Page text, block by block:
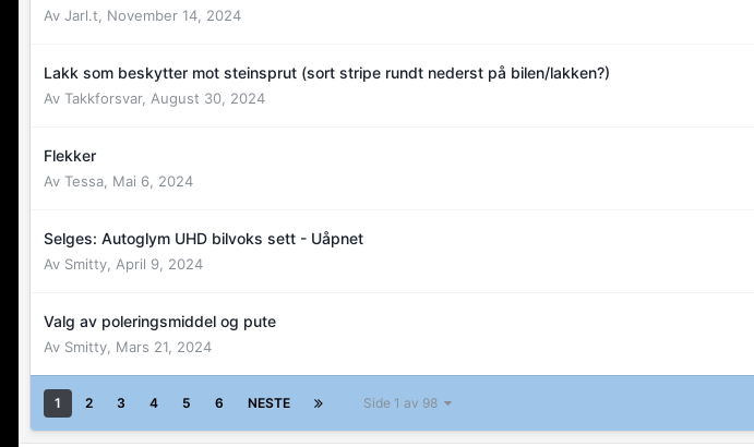
Av Jarl.t November 14, 2024
Lakk som beskytter mot steinsprut (sort stripe rundt nederst på bilen/lakken?)
Av Takkforsvar, August 30, 2024
Flekker
Av Tessa Mai 6, 2024
Selges: Autoglym UHD bilvoks sett - Uåpnet
Av Smitty April 9, 2024
Valg av poleringsmiddel og pute
Av Smitty Mars 21, 2024
1 2 3 4 5 6 NESTE Side 1 av 98